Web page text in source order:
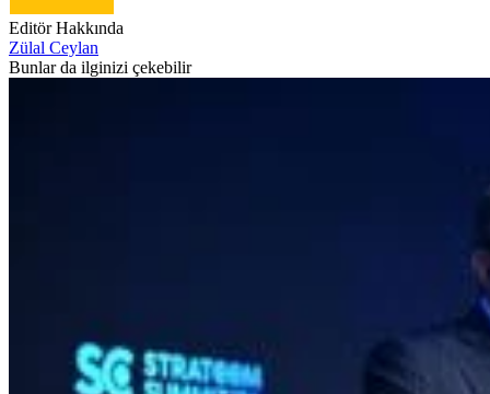
Editör Hakkında
Zülal Ceylan
Bunlar da ilginizi çekebilir